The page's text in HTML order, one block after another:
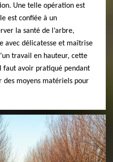
Une telle opération est
est confiée à un
la santé de l’arbre,
avec délicatesse et maîtrise
travail en hauteur, cette
faut avoir pratiqué pendant
des moyens matériels pour